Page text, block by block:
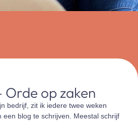
Orde op zaken
bedrijf, zit ik iedere twee weken
een blog te schrijven. Meestal schrijf